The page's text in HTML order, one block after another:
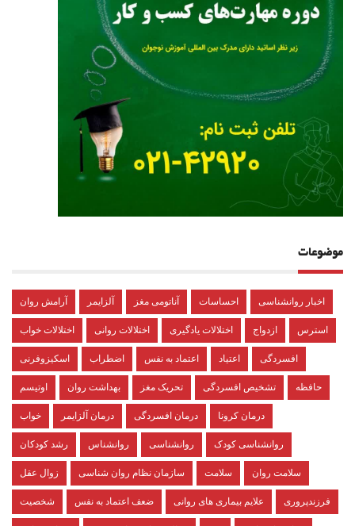
موضوعات
آرامش روان آلزایمر آناتومی مغز احساسات اخبار روانشناسی
اختلالات خواب اختلالات روانی اختلالات یادگیری ازدواج استرس
اسکیزوفرنی اضطراب اعتماد به نفس اعتیاد افسردگی
اوتیسم بهداشت روان تحریک مغز تشخیص افسردگی حافظه
خواب درمان آلزایمر درمان افسردگی درمان کرونا
رشد کودکان روانشناس روانشناسی روانشناسی کودک
زوال عقل سازمان نظام روان شناسی سلامت سلامت روان
شخصیت ضعف اعتماد به نفس علایم بیماری های روانی فرزندپروری